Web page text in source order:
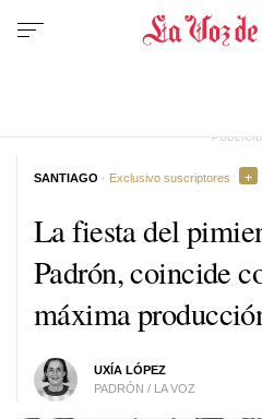
La fiesta del
Padrón, coincide
máxima
UXÍA LÓPEZ
PADRÓN / LA VOZ
SANTIAGO · Exclusivo suscriptores